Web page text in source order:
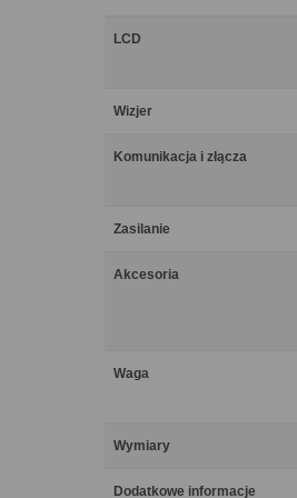
LCD
Wizjer
Komunikacja i złącza
Zasilanie
Akcesoria
Waga
Wymiary
Dodatkowe informacje